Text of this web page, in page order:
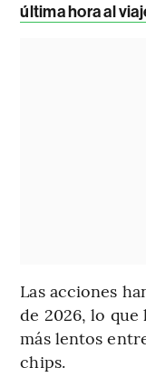
última hora al
Las acciones
de 2026, lo
más lentos
chips.